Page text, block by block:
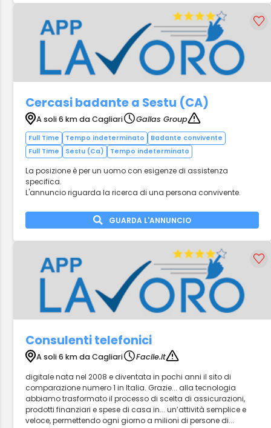
Cercasi badante a Sestu (CA)
A soli 6 km da Cagliari Gallas Group
Full Time Tempo indeterminato
Badante convivente
Full Time
Sestu (Ca) Tempo indeterminato
La posizione è per un uomo con esigenze di assistenza
specifica.
L'annuncio riguarda la ricerca di una persona convivente.
GUARDA L'ANNUNCIO
Consulenti telefonici
A soli 6 km da Cagliari
Facile.it
digitale nata nel 2008 e diventata in pochi anni il sito di
comparazione numero 1 in Italia. Grazie... alla tecnologia
abbiamo trasformato il processo di scelta di assicurazioni,
prodotti finanziari e spese di casa in... un’attività semplice e
veloce, permettendo ogni giorno a milioni di persone di...